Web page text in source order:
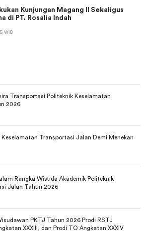
Kunjungan Magang II Sekaligus
di PT. Rosalia Indah
WIB
Transportasi Politeknik Keselamatan
2026
Keselamatan Transportasi Jalan Demi Menekan
Rangka Wisuda Akademik Politeknik
Jalan Tahun 2026
PKTJ Tahun 2026 Prodi RSTJ
XXXIII, dan Prodi TO Angkatan XXXIV